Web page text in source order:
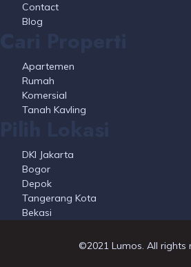
Contact
Blog
Apartemen
Rumah
Komersial
Tanah Kavling
DKI Jakarta
Bogor
Depok
Tangerang Kota
Bekasi
©2021 Lumos. All rights